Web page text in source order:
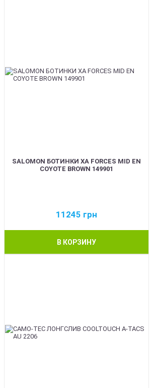
SALOMON БОТИНКИ XA FORCES MID EN
COYOTE BROWN 149901
11245 грн
В КОРЗИНУ